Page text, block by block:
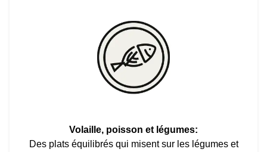
Volaille, poisson et légumes:
Des plats équilibrés qui misent sur les légumes et